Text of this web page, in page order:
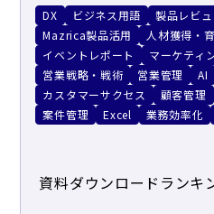
DX ビジネス用語 製品レビ
Mazrica製品活用
人材獲得・
イベントレポート
マーケティ
営業戦略・戦術
営業管理 AI
カスタマーサクセス
顧客管理
案件管理
Excel 業務効率化
資料ダウンロードランキ